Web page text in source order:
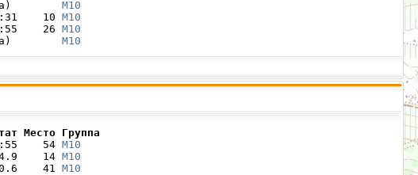
снят(а)
М10
10
М10
26
М10
снят(а)
М10
Группа
54
М10
14
М10
41
М10